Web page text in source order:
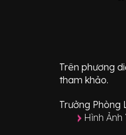
Trên phương
tham khảo.
Trưởng Phòng
Hình Ảnh